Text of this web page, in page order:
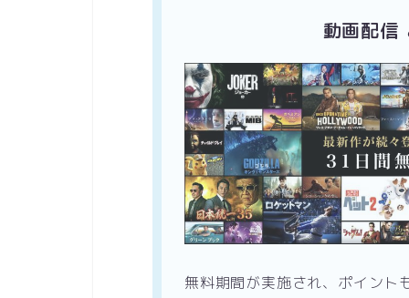
動画配信
無料期間が実施され、ポイント